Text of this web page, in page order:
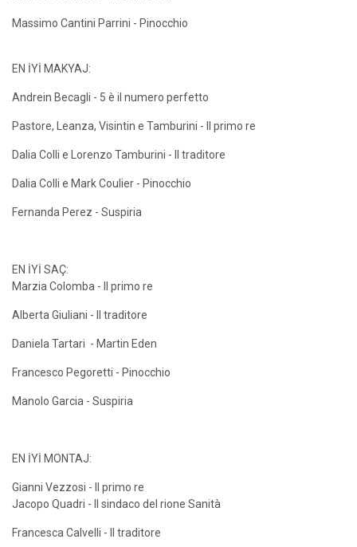
Massimo Cantini Parrini - Pinocchio
EN İYİ MAKYAJ:
Andrein Becagli - 5 è il numero perfetto
Pastore, Leanza, Visintin e Tamburini - Il primo re
Dalia Colli e Lorenzo Tamburini - Il traditore
Dalia Colli e Mark Coulier - Pinocchio
Fernanda Perez - Suspiria
EN İYİ SAÇ:
Marzia Colomba - Il primo re
Alberta Giuliani - Il traditore
Daniela Tartari - Martin Eden
Francesco Pegoretti - Pinocchio
Manolo Garcia - Suspiria
EN İYİ MONTAJ:
Gianni Vezzosi - Il primo re
Jacopo Quadri - Il sindaco del rione Sanità
Francesca Calvelli - Il traditore